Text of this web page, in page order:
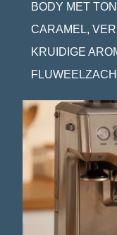
BODY MET
CARAMEL,
KRUIDIGE